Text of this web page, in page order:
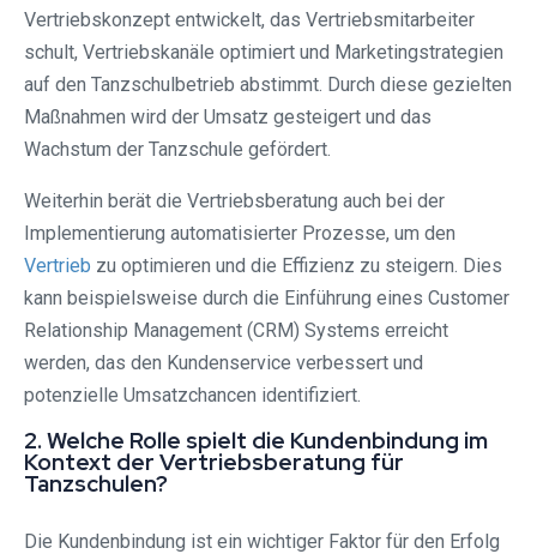
Vertriebskonzept entwickelt, das Vertriebsmitarbeiter
schult, Vertriebskanäle optimiert und Marketingstrategien
auf den Tanzschulbetrieb abstimmt. Durch diese gezielten
Maßnahmen wird der Umsatz gesteigert und das
Wachstum der Tanzschule gefördert.
Weiterhin berät die Vertriebsberatung auch bei der
Implementierung automatisierter Prozesse, um den
Vertrieb zu optimieren und die Effizienz zu steigern. Dies
kann beispielsweise durch die Einführung eines Customer
Relationship Management (CRM) Systems erreicht
werden, das den Kundenservice verbessert und
potenzielle Umsatzchancen identifiziert.
2. Welche Rolle spielt die Kundenbindung im
Kontext der Vertriebsberatung für
Tanzschulen?
Die Kundenbindung ist ein wichtiger Faktor für den Erfolg